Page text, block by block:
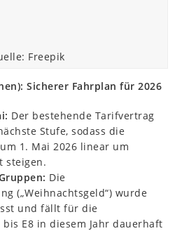
Freepik
Sicherer Fahrplan für 2026
Der bestehende Tarifvertrag
Stufe, sodass die
1. Mai 2026 linear um
steigen.
Die
(„Weihnachtsgeld“) wurde
und fällt für die
E8 in diesem Jahr dauerhaft